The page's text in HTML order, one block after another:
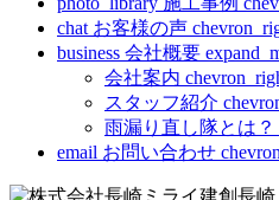
chat お客様の声
business 会社概要
会社案内
スタッフ紹介
雨漏り直し隊とは？
email お問い合わせ